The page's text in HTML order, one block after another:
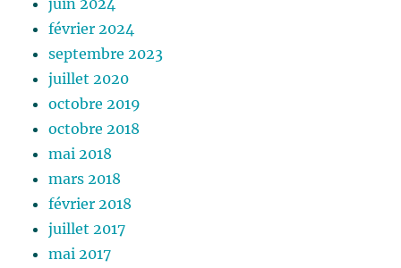
février 2024
septembre 2023
juillet 2020
octobre 2019
octobre 2018
mai 2018
mars 2018
février 2018
juillet 2017
mai 2017